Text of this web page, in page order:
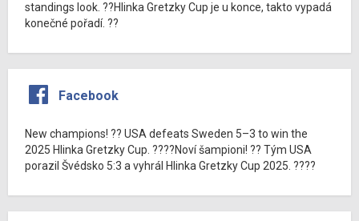
standings look. ??Hlinka Gretzky Cup je u konce, takto vypadá
konečné pořadí. ??
Facebook
New champions! ?? USA defeats Sweden 5–3 to win the
2025 Hlinka Gretzky Cup. ????Noví šampioni! ?? Tým USA
porazil Švédsko 5:3 a vyhrál Hlinka Gretzky Cup 2025. ????